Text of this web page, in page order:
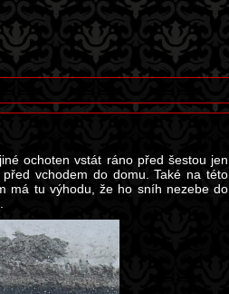
ochoten vstát ráno před šestou jen
vchodem do domu. Také na této
má tu výhodu, že ho sníh nezebe do